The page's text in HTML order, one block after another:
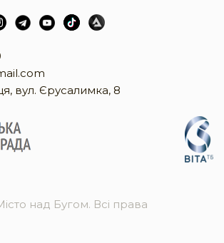
вул. Єрусалимка, 8
над Бугом. Всі права